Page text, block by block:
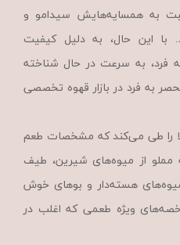
به همسایه‌هایش سیدامو و
با این حال، به دلیل کیفیت
فرد، به سرعت در حال شناخته
به فرد در بازار قهوه تخصصی
را طی می‌کند که مشخصات طعم
مملو از میوه‌های شیرین، طیف
هسته‌دار و بوهای خوش
ویژه طعمی که اغلب در